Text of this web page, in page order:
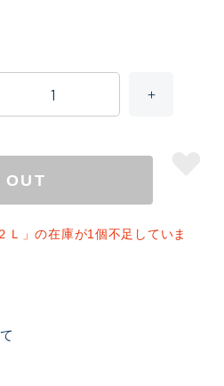
OUT
Ｌ」の在庫が1個不足していま